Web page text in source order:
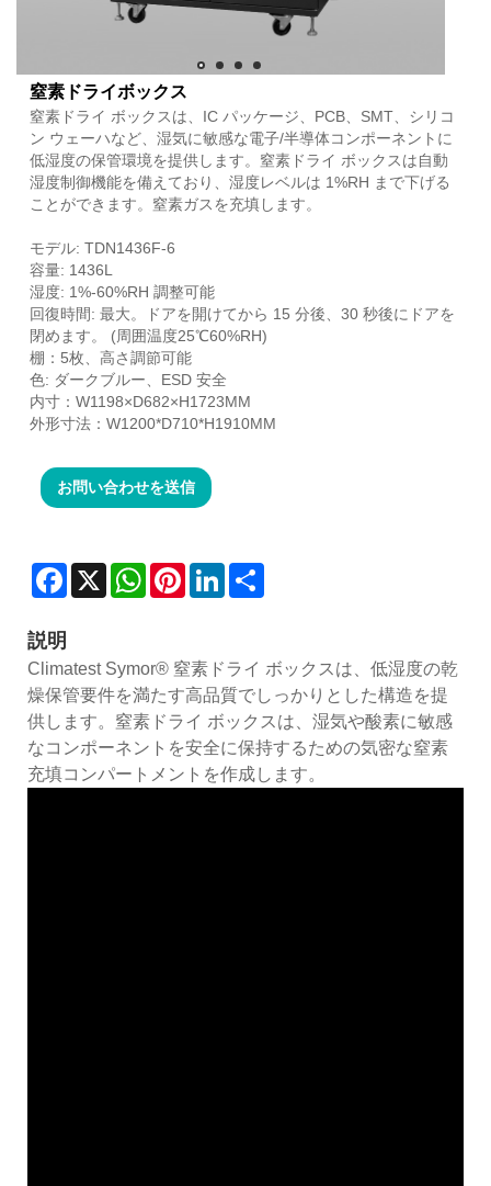
窒素ドライボックス
窒素ドライ ボックスは、IC パッケージ、PCB、SMT、シリコ
ン ウェーハなど、湿気に敏感な電子/半導体コンポーネントに
低湿度の保管環境を提供します。窒素ドライ ボックスは自動
湿度制御機能を備えており、湿度レベルは 1%RH まで下げる
ことができます。窒素ガスを充填します。
モデル: TDN1436F-6
容量: 1436L
湿度: 1%-60%RH 調整可能
回復時間: 最大。ドアを開けてから 15 分後、30 秒後にドアを
閉めます。 (周囲温度25℃60%RH)
棚：5枚、高さ調節可能
色: ダークブルー、ESD 安全
内寸：W1198×D682×H1723MM
外形寸法：W1200*D710*H1910MM
お問い合わせを送信
Facebook
X WhatsAppPinterestLinkedIn
説明
Climatest Symor® 窒素ドライ ボックスは、低湿度の乾
燥保管要件を満たす高品質でしっかりとした構造を提
供します。窒素ドライ ボックスは、湿気や酸素に敏感
なコンポーネントを安全に保持するための気密な窒素
充填コンパートメントを作成します。